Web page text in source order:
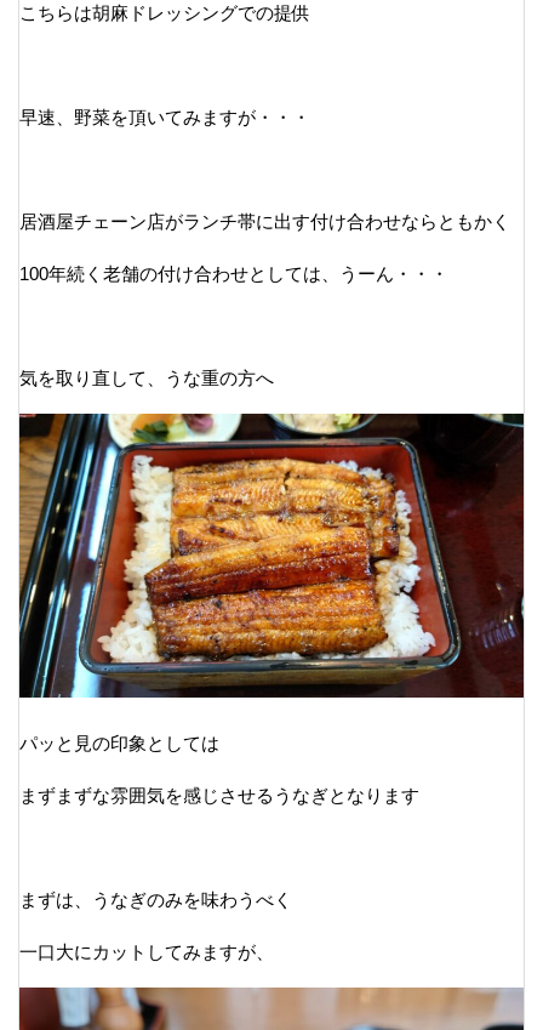
こちらは胡麻ドレッシングでの提供
早速、野菜を頂いてみますが・・・
居酒屋チェーン店がランチ帯に出す付け合わせならともかく
100年続く老舗の付け合わせとしては、うーん・・・
気を取り直して、うな重の方へ
パッと見の印象としては
まずまずな雰囲気を感じさせるうなぎとなります
まずは、うなぎのみを味わうべく
一口大にカットしてみますが、